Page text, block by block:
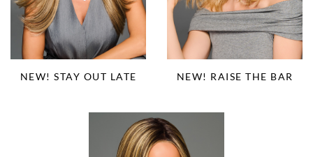
NEW! STAY OUT LATE NEW! RAISE THE BAR